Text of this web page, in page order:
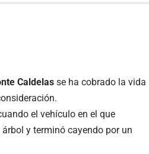
Caldelas se ha cobrado la vida
el vehículo en el que
y terminó cayendo por un